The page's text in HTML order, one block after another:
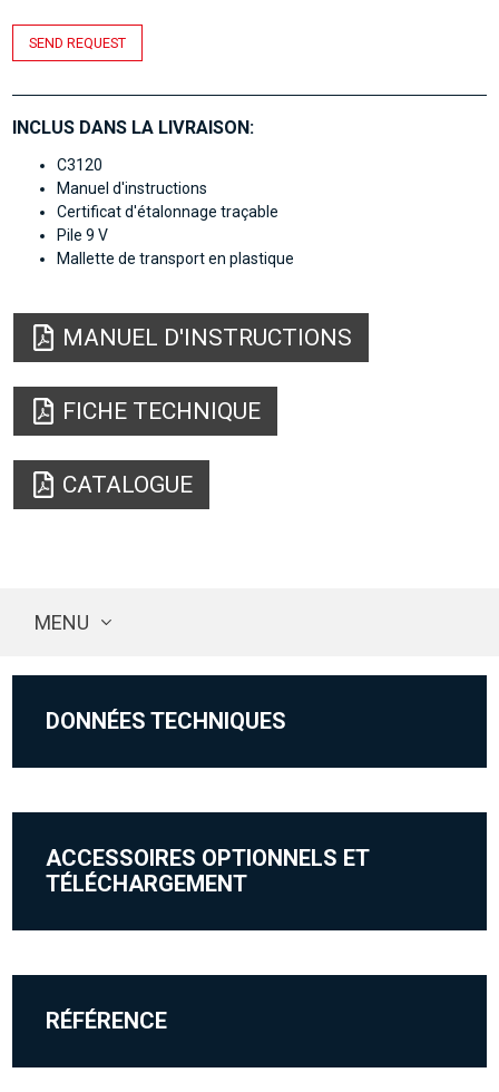
SEND REQUEST
INCLUS DANS LA LIVRAISON:
C3120
Manuel d'instructions
Certificat d'étalonnage traçable
Pile 9 V
Mallette de transport en plastique
MANUEL D'INSTRUCTIONS
FICHE TECHNIQUE
CATALOGUE
MENU
DONNÉES TECHNIQUES
ACCESSOIRES OPTIONNELS ET
TÉLÉCHARGEMENT
RÉFÉRENCE